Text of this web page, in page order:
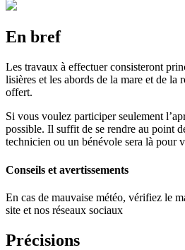
En bref
Les travaux à effectuer consisteront
lisières et les abords de la mare et de la
offert.
Si vous voulez participer seulement
possible. Il suffit de se rendre au point
technicien ou un bénévole sera là pour
Conseils et avertissements
En cas de mauvaise météo, vérifiez le
site et nos réseaux sociaux
Précisions